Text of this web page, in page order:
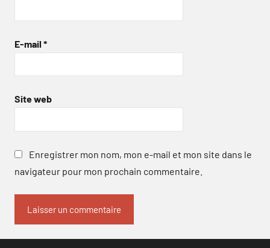
E-mail *
Site web
Enregistrer mon nom, mon e-mail et mon site dans le
navigateur pour mon prochain commentaire.